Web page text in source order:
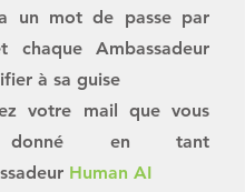
un mot de passe par
chaque Ambassadeur
à sa guise
votre mail que vous
donné en tant
Human AI